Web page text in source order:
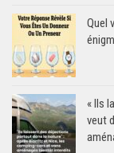
Quel
« Ils
veut